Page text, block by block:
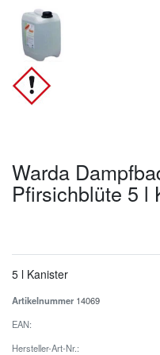
Warda
Pfirsichblüte 5 l
5 l Kanister
Artikelnummer 14069
EAN:
Hersteller-Art-Nr.: